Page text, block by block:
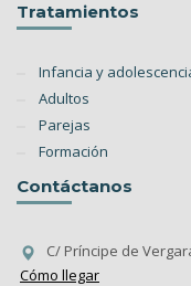
Tratamientos
Infancia y
Adultos
Parejas
Formación
Contáctanos
C/ Príncipe de
Cómo llegar